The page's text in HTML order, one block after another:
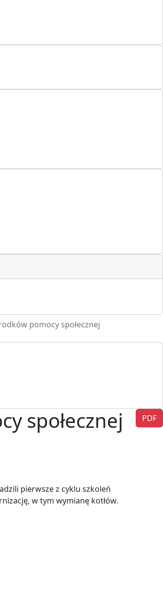
pomocy społecznej
PDF
społecznej
pierwsze z cyklu szkoleń
w tym wymianę kotłów.